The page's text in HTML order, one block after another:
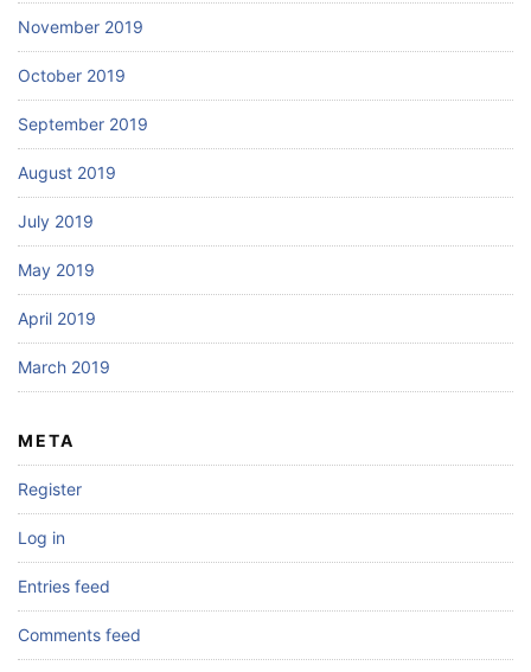
November 2019
October 2019
September 2019
August 2019
July 2019
May 2019
April 2019
March 2019
META
Register
Log in
Entries feed
Comments feed